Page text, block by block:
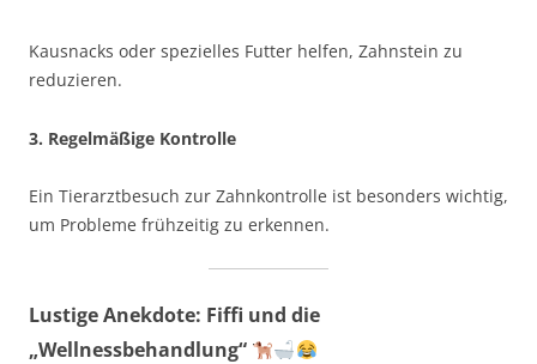
Kausnacks oder spezielles Futter helfen, Zahnstein zu
reduzieren.
3. Regelmäßige Kontrolle
Ein Tierarztbesuch zur Zahnkontrolle ist besonders wichtig,
um Probleme frühzeitig zu erkennen.
Lustige Anekdote: Fiffi und die
„Wellnessbehandlung“